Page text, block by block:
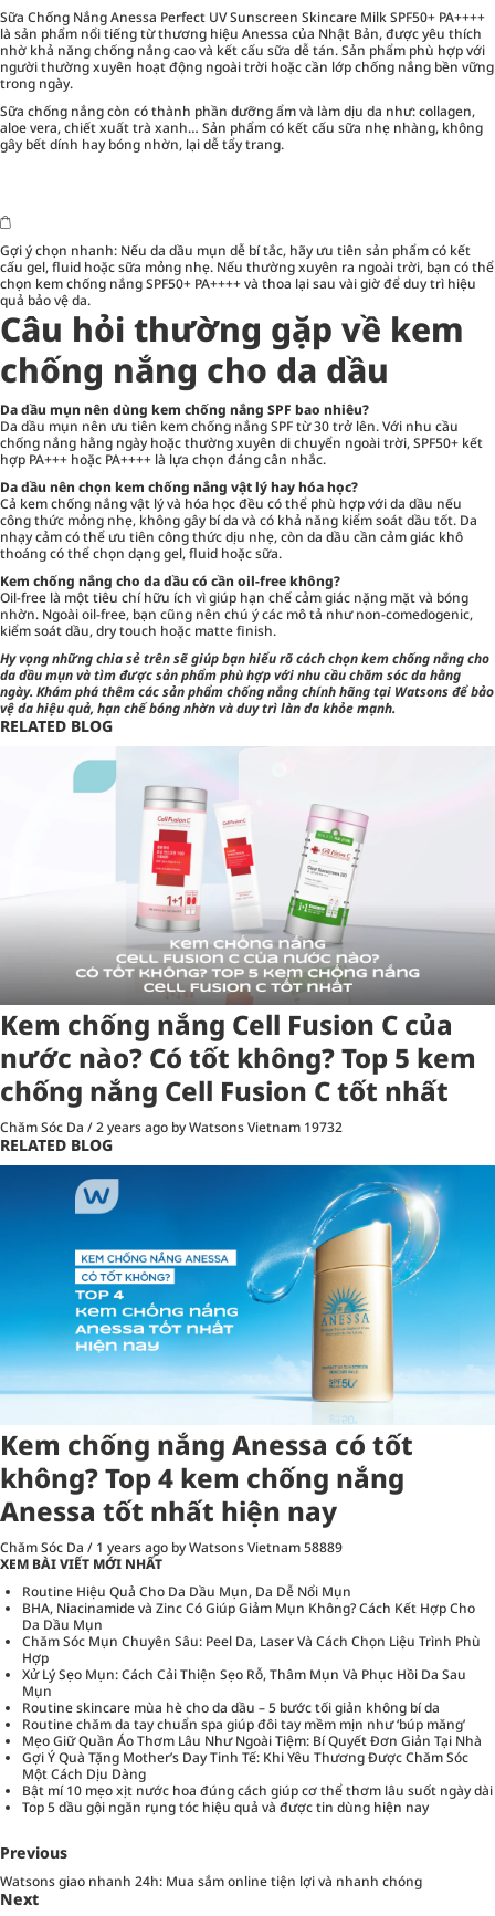
Sữa Chống Nắng Anessa Perfect UV Sunscreen Skincare Milk SPF50+ PA++++
là sản phẩm nổi tiếng từ thương hiệu Anessa của Nhật Bản, được yêu thích
nhờ khả năng chống nắng cao và kết cấu sữa dễ tán. Sản phẩm phù hợp với
người thường xuyên hoạt động ngoài trời hoặc cần lớp chống nắng bền vững
trong ngày.
Sữa chống nắng còn có thành phần dưỡng ẩm và làm dịu da như: collagen,
aloe vera, chiết xuất trà xanh… Sản phẩm có kết cấu sữa nhẹ nhàng, không
gây bết dính hay bóng nhờn, lại dễ tẩy trang.
Gợi ý chọn nhanh: Nếu da dầu mụn dễ bí tắc, hãy ưu tiên sản phẩm có kết
cấu gel, fluid hoặc sữa mỏng nhẹ. Nếu thường xuyên ra ngoài trời, bạn có thể
chọn kem chống nắng SPF50+ PA++++ và thoa lại sau vài giờ để duy trì hiệu
quả bảo vệ da.
Câu hỏi thường gặp về kem
chống nắng cho da dầu
Da dầu mụn nên dùng kem chống nắng SPF bao nhiêu?
Da dầu mụn nên ưu tiên kem chống nắng SPF từ 30 trở lên. Với nhu cầu
chống nắng hằng ngày hoặc thường xuyên di chuyển ngoài trời, SPF50+ kết
hợp PA+++ hoặc PA++++ là lựa chọn đáng cân nhắc.
Da dầu nên chọn kem chống nắng vật lý hay hóa học?
Cả kem chống nắng vật lý và hóa học đều có thể phù hợp với da dầu nếu
công thức mỏng nhẹ, không gây bí da và có khả năng kiểm soát dầu tốt. Da
nhạy cảm có thể ưu tiên công thức dịu nhẹ, còn da dầu cần cảm giác khô
thoáng có thể chọn dạng gel, fluid hoặc sữa.
Kem chống nắng cho da dầu có cần oil-free không?
Oil-free là một tiêu chí hữu ích vì giúp hạn chế cảm giác nặng mặt và bóng
nhờn. Ngoài oil-free, bạn cũng nên chú ý các mô tả như non-comedogenic,
kiểm soát dầu, dry touch hoặc matte finish.
Hy vọng những chia sẻ trên sẽ giúp bạn hiểu rõ cách chọn kem chống nắng cho
da dầu mụn và tìm được sản phẩm phù hợp với nhu cầu chăm sóc da hằng
ngày. Khám phá thêm các sản phẩm chống nắng chính hãng tại Watsons để bảo
vệ da hiệu quả, hạn chế bóng nhờn và duy trì làn da khỏe mạnh.
RELATED BLOG
Kem chống nắng Cell Fusion C của
nước nào? Có tốt không? Top 5 kem
chống nắng Cell Fusion C tốt nhất
Chăm Sóc Da /2 years ago by Watsons Vietnam 19732
RELATED BLOG
Kem chống nắng Anessa có tốt
không? Top 4 kem chống nắng
Anessa tốt nhất hiện nay
Chăm Sóc Da / 1 years ago by Watsons Vietnam58889
XEM BÀI VIẾT MỚI NHẤT
Routine Hiệu Quả Cho Da Dầu Mụn, Da Dễ Nổi Mụn
BHA, Niacinamide và Zinc Có Giúp Giảm Mụn Không? Cách Kết Hợp Cho
Da Dầu Mụn
Chăm Sóc Mụn Chuyên Sâu: Peel Da, Laser Và Cách Chọn Liệu Trình Phù
Hợp
Xử Lý Sẹo Mụn: Cách Cải Thiện Sẹo Rỗ, Thâm Mụn Và Phục Hồi Da Sau
Mụn
Routine skincare mùa hè cho da dầu – 5 bước tối giản không bí da
Routine chăm da tay chuẩn spa giúp đôi tay mềm mịn như ‘búp măng’
Mẹo Giữ Quần Áo Thơm Lâu Như Ngoài Tiệm: Bí Quyết Đơn Giản Tại Nhà
Gợi Ý Quà Tặng Mother’s Day Tinh Tế: Khi Yêu Thương Được Chăm Sóc
Một Cách Dịu Dàng
Bật mí 10 mẹo xịt nước hoa đúng cách giúp cơ thể thơm lâu suốt ngày dài
Top 5 dầu gội ngăn rụng tóc hiệu quả và được tin dùng hiện nay
Previous
Watsons giao nhanh 24h: Mua sắm online tiện lợi và nhanh chóng
Next